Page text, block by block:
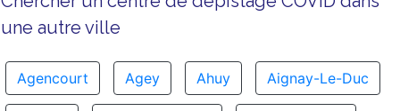
une autre ville
Agencourt Agey Ahuy Aignay-Le-Duc